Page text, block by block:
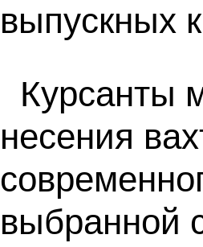
выпускных
Курсанты
несения
выбранной